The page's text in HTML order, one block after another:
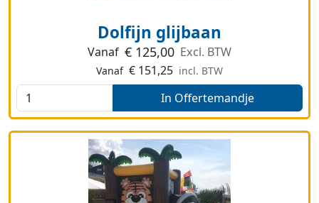
Dolfijn glijbaan
Vanaf € 125,00 Excl. BTW
Vanaf € 151,25 incl. BTW
In Offertemandje